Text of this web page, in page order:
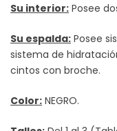
Su interior: Posee
Su espalda: Posee
sistema de
cintos con broche.
Color: NEGRO.